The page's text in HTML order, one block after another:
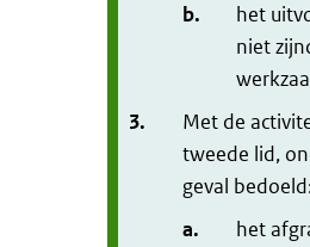
b.
het
niet
3.
Met de
tweede lid,
geval
a.
het